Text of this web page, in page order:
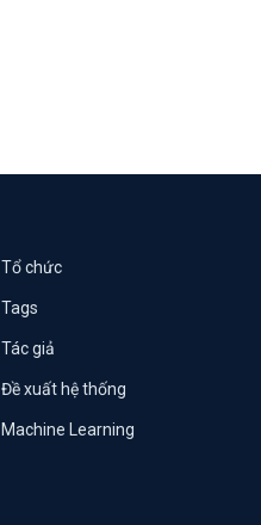
Tổ chức
Tags
Tác giả
Đề xuất hệ thống
Machine Learning